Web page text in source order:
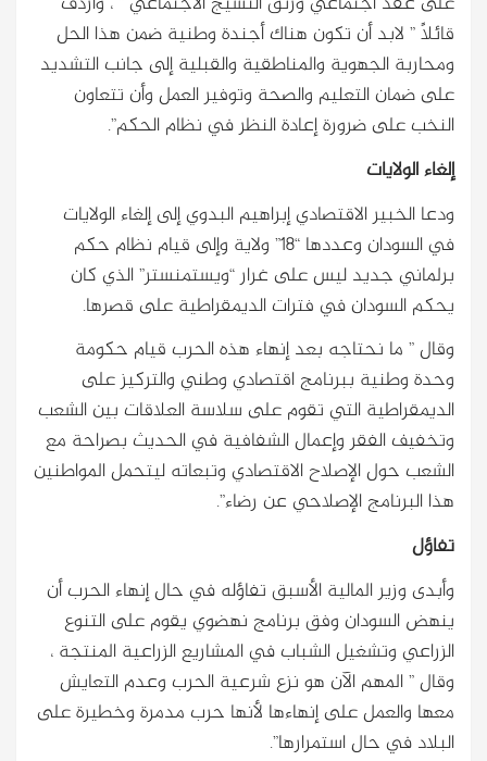
قائلاً ” لابد أن تكون هناك أجندة وطنية ضمن هذا الحل
ومحاربة الجهوية والمناطقية والقبلية إلى جانب التشديد
على ضمان التعليم والصحة وتوفير العمل وأن تتعاون
النخب على ضرورة إعادة النظر في نظام الحكم”.
إلغاء الولايات
ودعا الخبير الاقتصادي إبراهيم البدوي إلى إلغاء الولايات
في السودان وعددها “18” ولاية وإلى قيام نظام حكم
برلماني جديد ليس على غرار “ويستمنستر” الذي كان
يحكم السودان في فترات الديمقراطية على قصرها.
وقال ” ما نحتاجه بعد إنهاء هذه الحرب قيام حكومة
وحدة وطنية ببرنامج اقتصادي وطني والتركيز على
الديمقراطية التي تقوم على سلاسة العلاقات بين الشعب
وتخفيف الفقر وإعمال الشفافية في الحديث بصراحة مع
الشعب حول الإصلاح الاقتصادي وتبعاته ليتحمل المواطنين
هذا البرنامج الإصلاحي عن رضاء”.
تفاؤل
وأبدى وزير المالية الأسبق تفاؤله في حال إنهاء الحرب أن
ينهض السودان وفق برنامج نهضوي يقوم على التنوع
الزراعي وتشغيل الشباب في المشاريع الزراعية المنتجة ،
وقال ” المهم الآن هو نزع شرعية الحرب وعدم التعايش
معها والعمل على إنهاءها لأنها حرب مدمرة وخطيرة على
البلاد في حال استمرارها”.